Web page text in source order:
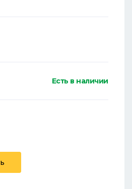
Есть в наличии